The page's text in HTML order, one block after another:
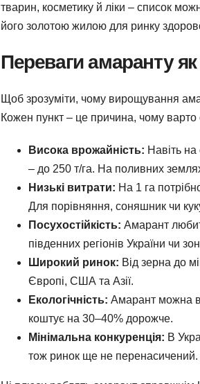
тварин, косметику й ліки – список
його золотою жилою для ринку
Переваги амаранту як
Щоб зрозуміти, чому вирощування
Кожен пункт – це причина, чому варто
Висока врожайність: Навіть
– до 250 т/га. На поливних
Низькі витрати: На 1 га
Для порівняння, соняшник чи
Посухостійкість: Амарант
південних регіонів України чи
Широкий ринок: Від зерна до
Європі, США та Азії.
Екологічність: Амарант можна
коштує на 30–40% дорожче.
Мінімальна конкуренція: В
тож ринок ще не перенасичений.